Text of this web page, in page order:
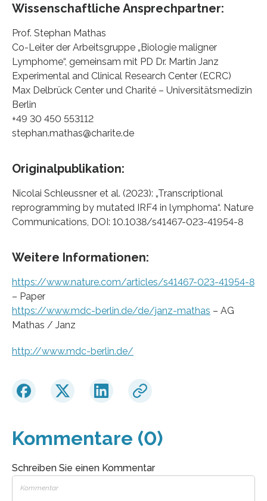
Wissenschaftliche Ansprechpartner:
Prof. Stephan Mathas
Co-Leiter der Arbeitsgruppe „Biologie maligner
Lymphome“, gemeinsam mit PD Dr. Martin Janz
Experimental and Clinical Research Center (ECRC)
Max Delbrück Center und Charité – Universitätsmedizin
Berlin
+49 30 450 553112
stephan.mathas@charite.de
Originalpublikation:
Nicolai Schleussner et al. (2023): „Transcriptional
reprogramming by mutated IRF4 in lymphoma“. Nature
Communications, DOI: 10.1038/s41467-023-41954-8
Weitere Informationen:
https://www.nature.com/articles/s41467-023-41954-8
– Paper
https://www.mdc-berlin.de/de/janz-mathas – AG
Mathas / Janz
http://www.mdc-berlin.de/
Kommentare (0)
Schreiben Sie einen Kommentar